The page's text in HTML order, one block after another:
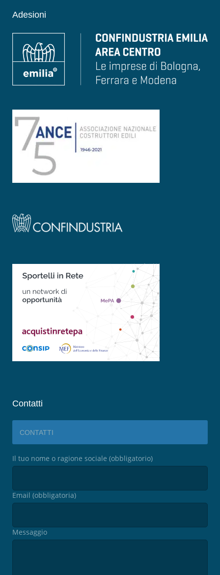
Adesioni
Contatti
CONTATTI
Il tuo nome o ragione sociale (obbligatorio)
Email (obbligatoria)
Messaggio